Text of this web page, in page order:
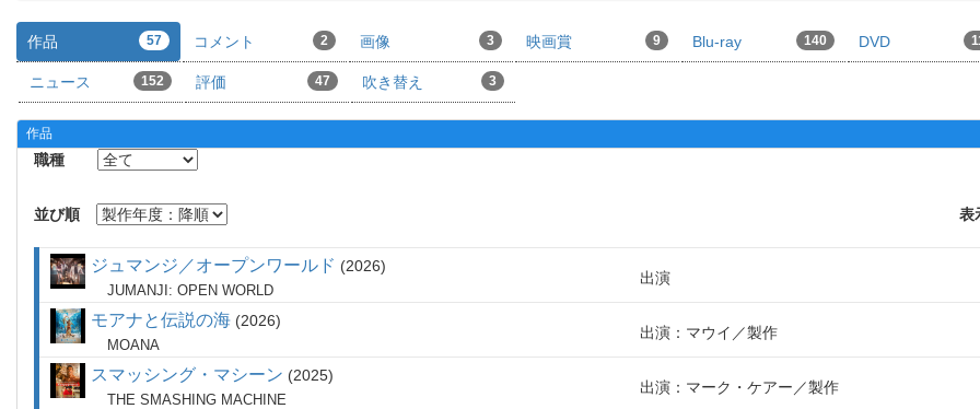
作品 57 コメント 2 画像 3 映画賞 9 Blu-ray 140 DVD
ニュース 152 評価 47 吹き替え 3
作品
職種
並び順 表
ジュマンジ／オープンワールド 2026
JUMANJI: OPEN WORLD
出演
モアナと伝説の海 2026
MOANA
出演：マウイ 製作
スマッシング・マシーン 2025
THE SMASHING MACHINE
出演：マーク・ケアー 製作